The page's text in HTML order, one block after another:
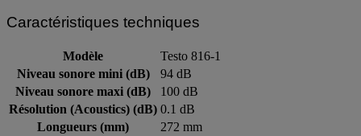
Caractéristiques techniques
Modèle
Testo 816-1
Niveau sonore mini (dB)
94 dB
Niveau sonore maxi (dB)
100 dB
Résolution (Acoustics) (dB) 0.1 dB
Longueurs (mm)
272 mm